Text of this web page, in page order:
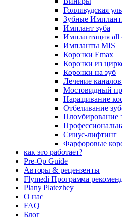
Голливудская
Зубные
Имплант зуба
Имплантация all
Импланты MIS
Коронки Emax
Коронки из
Коронки на зуб
Лечение каналов
Мостовидный
Наращивание
Отбеливание
Пломбирование
Синус-лифтинг
Фарфоровые
как это работает?
Pre-Op Guide
Авторы & рецензенты
Flymedi Программа
Plany Platezhey
О нас
FAQ
Блог